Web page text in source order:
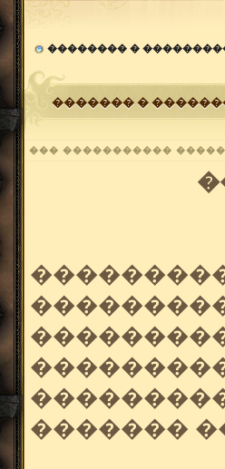
�������� �
������� �
��� �����������
�������